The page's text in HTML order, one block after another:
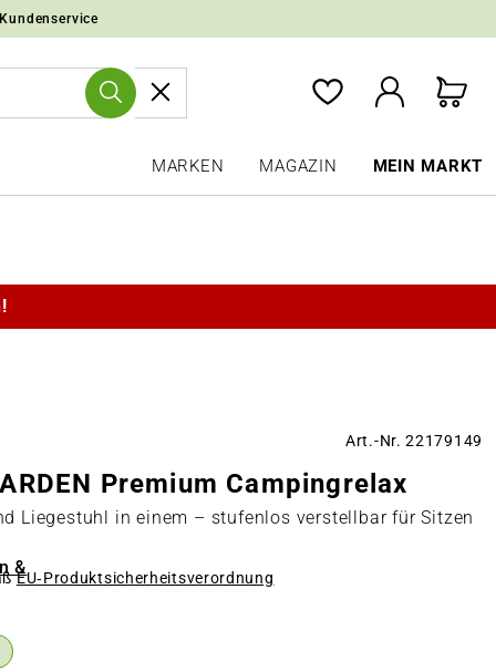
MARKEN MAGAZIN MEIN MARKT
&
Art.-Nr. 22179149
Premium Campingrelax
Liegestuhl in einem – stufenlos verstellbar für Sitzen
EU‑Produktsicherheitsverordnung